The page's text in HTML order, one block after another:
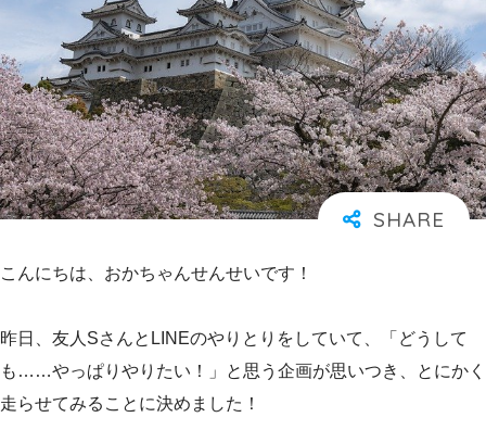
こんにちは、おかちゃんせんせいです！
昨日、友人SさんとLINEのやりとりをしていて、「どうして
も……やっぱりやりたい！」と思う企画が思いつき、とにかく
走らせてみることに決めました！